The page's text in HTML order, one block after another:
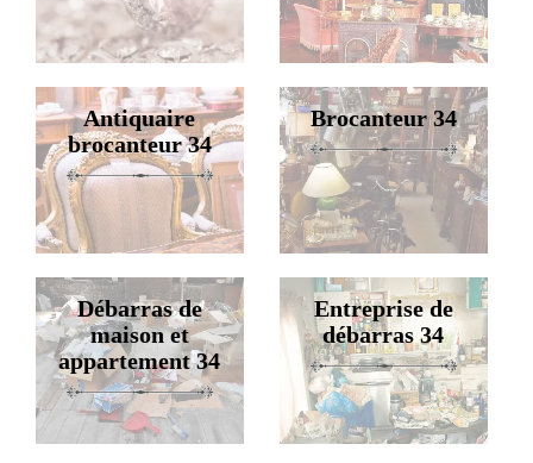
Antiquaire
brocanteur 34
Brocanteur 34
Débarras de
maison et
appartement 34
Entreprise de
débarras 34